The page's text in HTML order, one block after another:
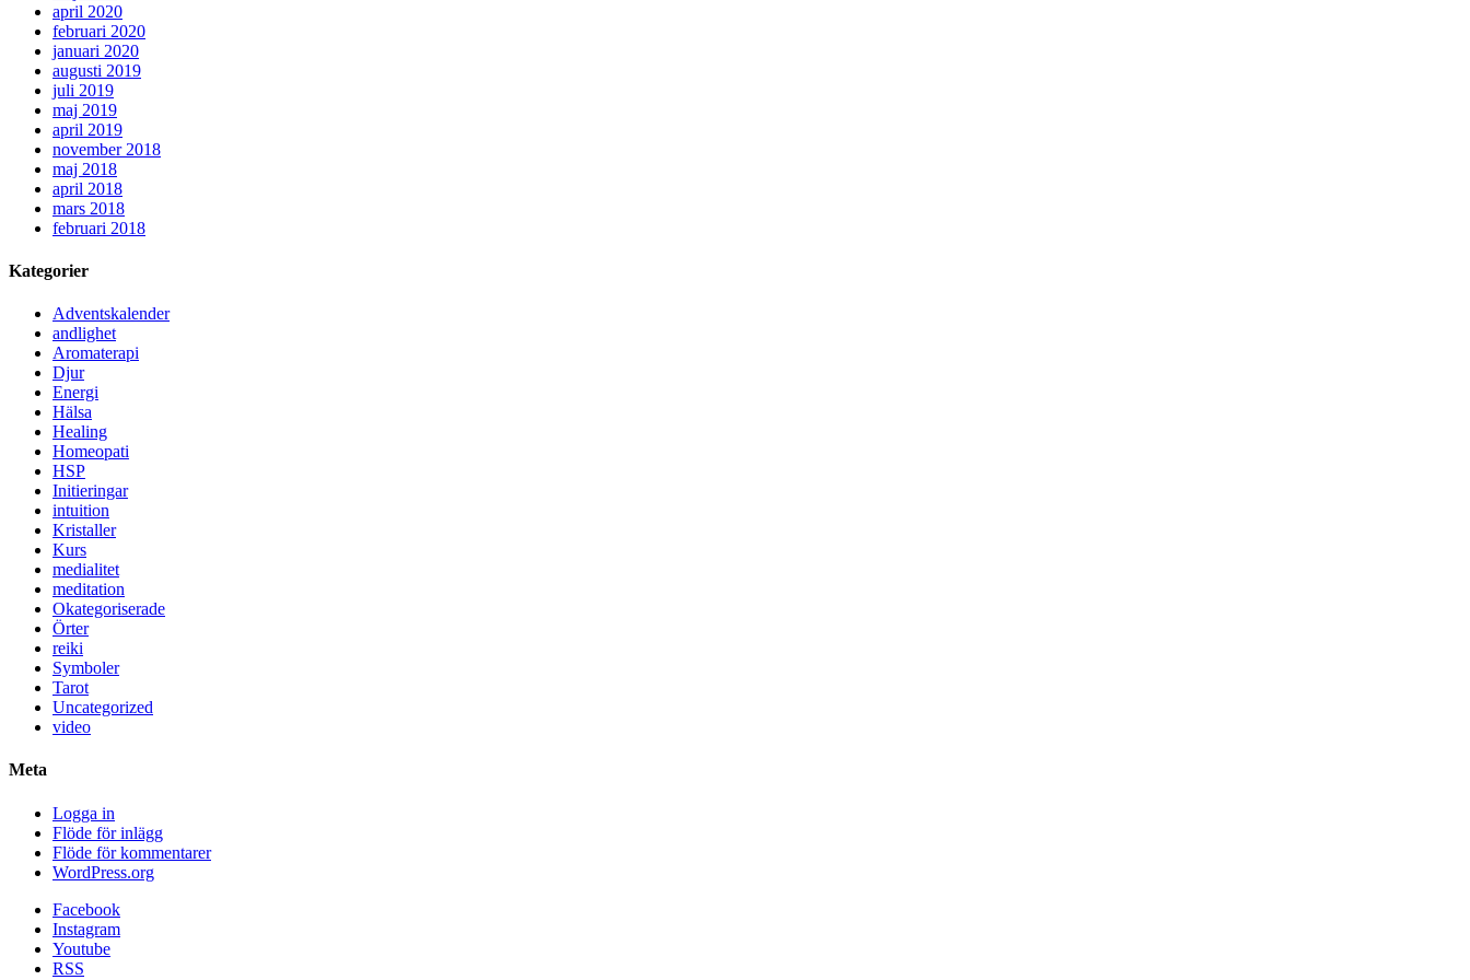
april 2020
februari 2020
januari 2020
augusti 2019
juli 2019
maj 2019
april 2019
november 2018
maj 2018
april 2018
mars 2018
februari 2018
Kategorier
Adventskalender
andlighet
Aromaterapi
Djur
Energi
Hälsa
Healing
Homeopati
HSP
Initieringar
intuition
Kristaller
Kurs
medialitet
meditation
Okategoriserade
Örter
reiki
Symboler
Tarot
Uncategorized
video
Meta
Logga in
Flöde för inlägg
Flöde för kommentarer
WordPress.org
Facebook
Instagram
Youtube
RSS